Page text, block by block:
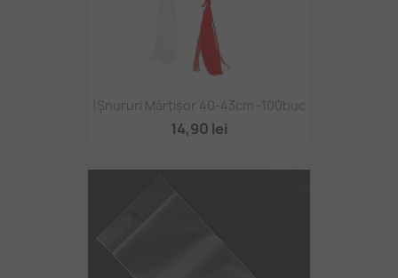
!Șnururi Mărțișor 40-43cm -100buc
14,90 lei